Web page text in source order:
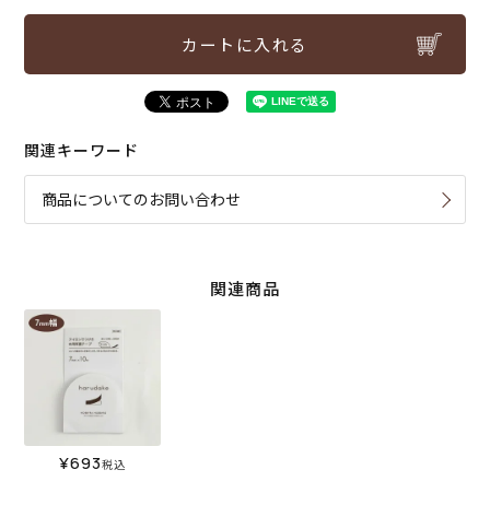
カートに入れる
関連キーワード
商品についてのお問い合わせ
関連商品
¥693税込